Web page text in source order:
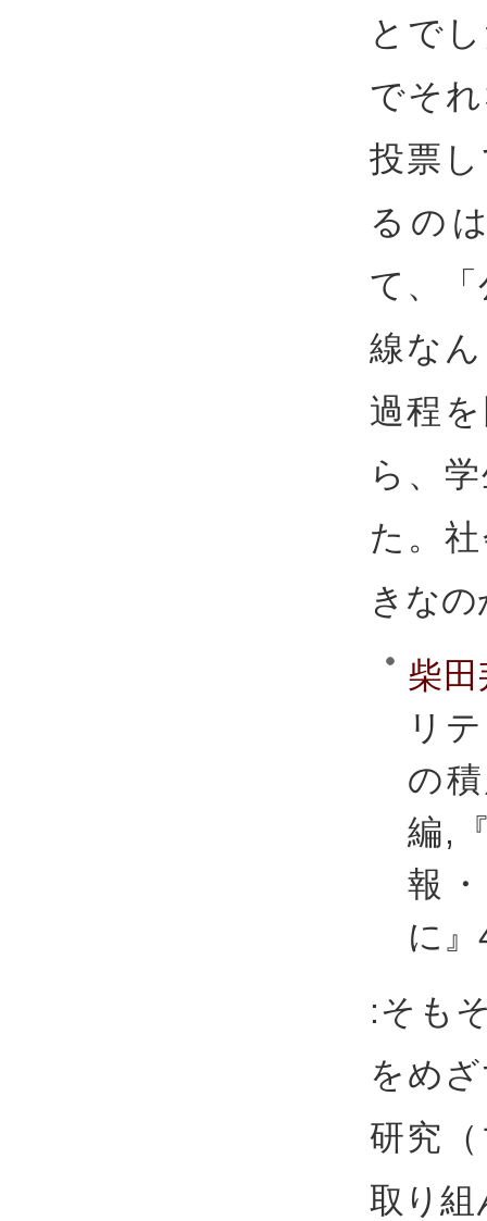
とで
でそ
投票
るの
て、
線な
過程
ら、
た。
きな
柴
リ
の
編,
報
に
:そも
をめ
研究
取り組